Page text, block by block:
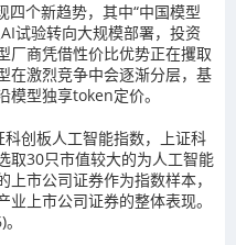
个新趋势，其中“中国模型
试验转向大规模部署，投资
厂商凭借性价比优势正在攫取
在激烈竞争中会逐渐分层，基
模型独享token定价。
创板人工智能指数，上证科
取30只市值较大的为人工智能
市公司证券作为指数样本，
上市公司证券的整体表现。